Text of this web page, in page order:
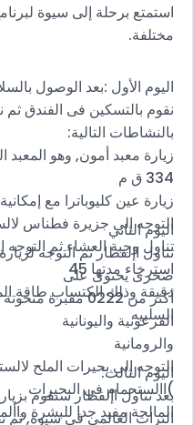
مختلفة.
اليوم الأول :بعد الوصول
نقوم بالتسكين فى الفندق ثم
بالنشاطات التالية:
زيارة معبد أمون, وهو المعبد
334 ق م
زيارة عين كليوباترا مع
التوجه إلى جزيرة فطناس
تناول وجبة العشاء ثم
استرخاء مدتها 45
دقيقة وذلك الكتساب طاقة
السلبيه
اليوم الثاني
تناول اإلفطار ثم التوجه
صخرى يحتوى على
أكثر من 0222
الفرعونية واليونانية
والرومانية
التوجه إلى بحيرات الملح
)االستحمام فى البحيرات
المالحة مفيد جدا للبشرة
اليوم الثالث:
بعد تناول اإلفطار سنقوم
التراث العالمى فى سيوة, ثم